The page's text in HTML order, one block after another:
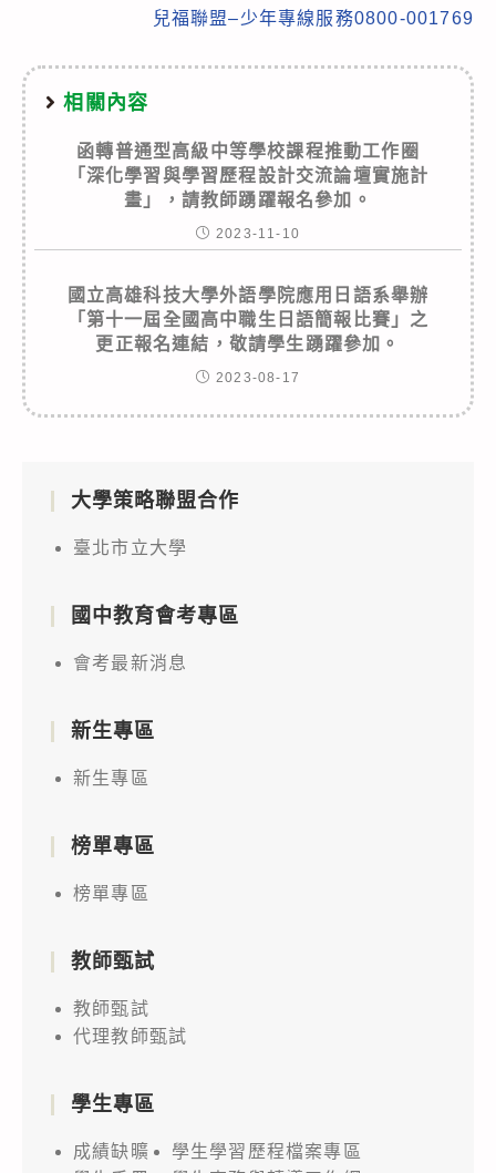
兒福聯盟–少年專線服務0800-001769
相關內容
函轉普通型高級中等學校課程推動工作圈
「深化學習與學習歷程設計交流論壇實施計
畫」，請教師踴躍報名參加。
2023-11-10
國立高雄科技大學外語學院應用日語系舉辦
「第十一屆全國高中職生日語簡報比賽」之
更正報名連結，敬請學生踴躍參加。
2023-08-17
大學策略聯盟合作
臺北市立大學
國中教育會考專區
會考最新消息
新生專區
新生專區
榜單專區
榜單專區
教師甄試
教師甄試
代理教師甄試
學生專區
成績缺曠
學生學習歷程檔案專區